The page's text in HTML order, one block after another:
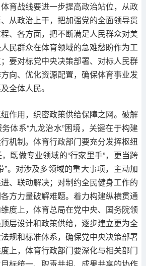
育战线要进一步提高政治站位，从政
从政治上干，把加强党的全面领导贯
、各方面，把不断满足人民群众对美
民群众在体育领域的急难愁盼作为工
要对标党中央决策部署、对标人民群
向、优化资源配置，确保体育事业发
全体人民。
作用，织密政策供给保障之网。破解
体系“九龙治水”困境，关键在于构建
机制。体育行政部门要充分发挥枢纽
既做专业领域的“行家里手”，更当跨
”。对涉及多领域的重大事项，主动加
、联动解决；对制约全民健身工作的
方力量破解难题。着力构建纵横贯通
度上，体育总局在党中央、国务院领
层设计和政策供给，逐步建立更为全
规和标准体系，确保党中央决策部署
上，体育行政部门要深化与相关部门